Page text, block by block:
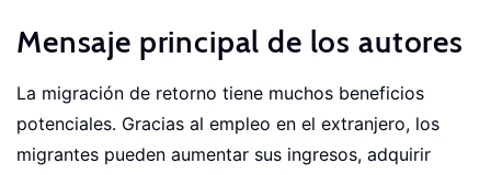
Mensaje principal de los autores
La migración de retorno tiene muchos beneficios
potenciales. Gracias al empleo en el extranjero, los
migrantes pueden aumentar sus ingresos, adquirir